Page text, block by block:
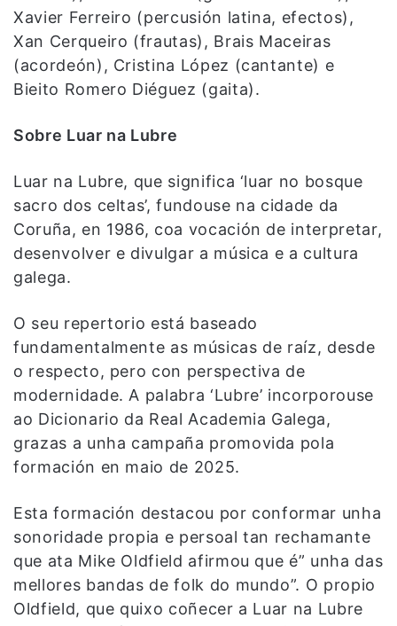
Xavier Ferreiro (percusión latina, efectos),
Xan Cerqueiro (frautas), Brais Maceiras
(acordeón), Cristina López (cantante) e
Bieito Romero Diéguez (gaita).
Sobre Luar na Lubre
Luar na Lubre, que significa ‘luar no bosque
sacro dos celtas’, fundouse na cidade da
Coruña, en 1986, coa vocación de interpretar,
desenvolver e divulgar a música e a cultura
galega.
O seu repertorio está baseado
fundamentalmente as músicas de raíz, desde
o respecto, pero con perspectiva de
modernidade. A palabra ‘Lubre’ incorporouse
ao Dicionario da Real Academia Galega,
grazas a unha campaña promovida pola
formación en maio de 2025.
Esta formación destacou por conformar unha
sonoridade propia e persoal tan rechamante
que ata Mike Oldfield afirmou que é” unha das
mellores bandas de folk do mundo”. O propio
Oldfield, que quixo coñecer a Luar na Lubre